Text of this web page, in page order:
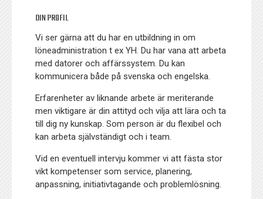
DIN PROFIL
Vi ser gärna att du har en utbildning in om
löneadministration t ex YH. Du har vana att arbeta
med datorer och affärssystem. Du kan
kommunicera både på svenska och engelska.
Erfarenheter av liknande arbete är meriterande
men viktigare är din attityd och vilja att lära och ta
till dig ny kunskap. Som person är du flexibel och
kan arbeta självständigt och i team.
Vid en eventuell intervju kommer vi att fästa stor
vikt kompetenser som service, planering,
anpassning, initiativtagande och problemlösning.